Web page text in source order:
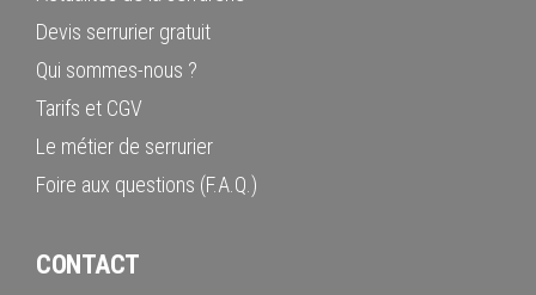
Devis serrurier gratuit
Qui sommes-nous ?
Tarifs et CGV
Le métier de serrurier
Foire aux questions (F.A.Q.)
CONTACT